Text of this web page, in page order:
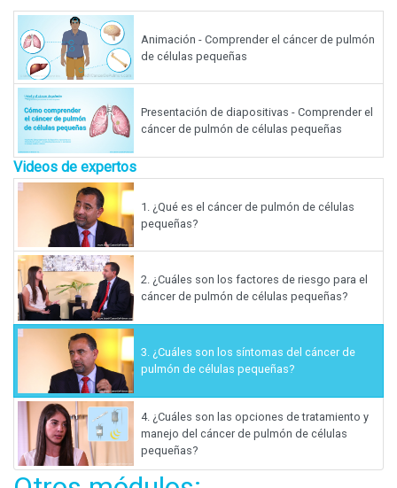
Animación - Comprender el cáncer de pulmón
de células pequeñas
Presentación de diapositivas - Comprender el
cáncer de pulmón de células pequeñas
Videos de expertos
1. ¿Qué es el cáncer de pulmón de células
pequeñas?
2. ¿Cuáles son los factores de riesgo para el
cáncer de pulmón de células pequeñas?
3.¿Cuáles son los síntomas del cáncer de
pulmón de células pequeñas?
4.¿Cuáles son las opciones de tratamiento y
manejo del cáncer de pulmón de células
pequeñas?